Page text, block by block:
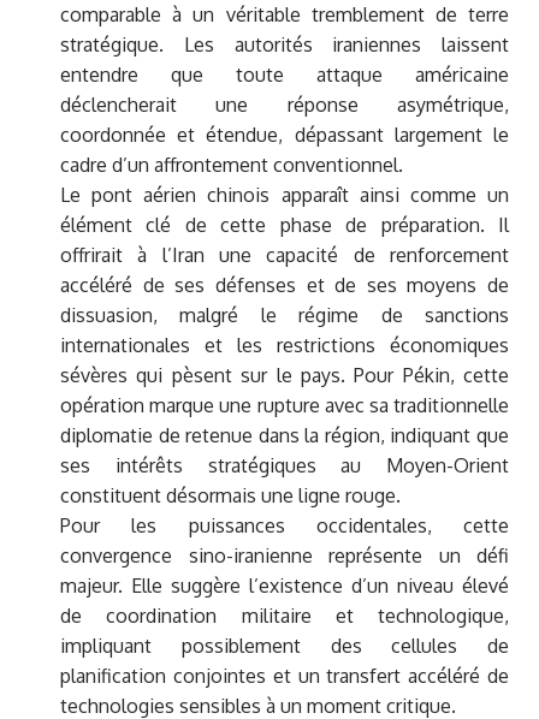
comparable à un véritable tremblement de terre
stratégique. Les autorités iraniennes laissent
entendre que toute attaque américaine
déclencherait une réponse asymétrique,
coordonnée et étendue, dépassant largement le
cadre d’un affrontement conventionnel.
Le pont aérien chinois apparaît ainsi comme un
élément clé de cette phase de préparation. Il
offrirait à l’Iran une capacité de renforcement
accéléré de ses défenses et de ses moyens de
dissuasion, malgré le régime de sanctions
internationales et les restrictions économiques
sévères qui pèsent sur le pays. Pour Pékin, cette
opération marque une rupture avec sa traditionnelle
diplomatie de retenue dans la région, indiquant que
ses intérêts stratégiques au Moyen-Orient
constituent désormais une ligne rouge.
Pour les puissances occidentales, cette
convergence sino-iranienne représente un défi
majeur. Elle suggère l’existence d’un niveau élevé
de coordination militaire et technologique,
impliquant possiblement des cellules de
planification conjointes et un transfert accéléré de
technologies sensibles à un moment critique.